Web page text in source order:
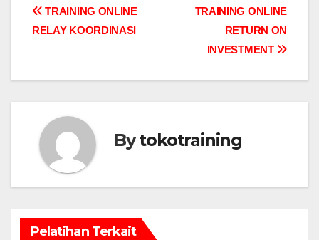
Post
TRAINING ONLINE
RETURN ON
INVESTMENT
TRAINING ONLINE
RELAY KOORDINASI
Bytokotraining
Pelatihan Terkait